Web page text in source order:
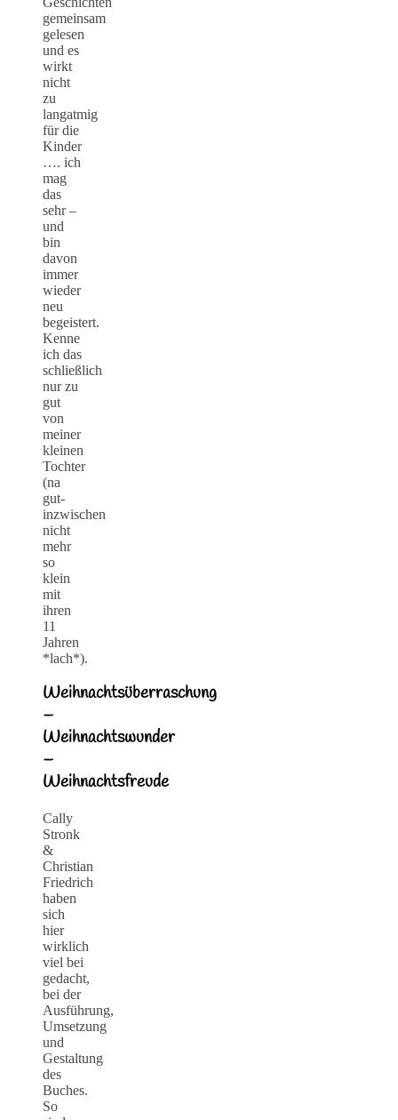
gemeinsam
gelesen
und es
wirkt
nicht
zu
langatmig
für die
Kinder
…. ich
mag
das
sehr –
und
bin
davon
immer
wieder
neu
begeistert.
Kenne
ich das
schließlich
nur zu
gut
von
meiner
kleinen
Tochter
(na
gut-
inzwischen
nicht
mehr
so
klein
mit
ihren
11
Jahren
*lach*).
Weihnachtsüberraschung
–
Weihnachtswunder
–
Weihnachtsfreude
Cally
Stronk
&
Christian
Friedrich
haben
sich
hier
wirklich
viel bei
gedacht,
bei der
Ausführung,
Umsetzung
und
Gestaltung
des
Buches.
So